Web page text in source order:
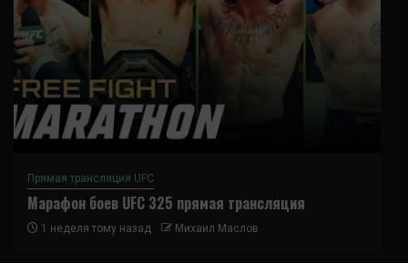
Прямая трансляция UFC
Марафон боев UFC 325 прямая трансляция
1 неделя тому назад Михаил Маслов